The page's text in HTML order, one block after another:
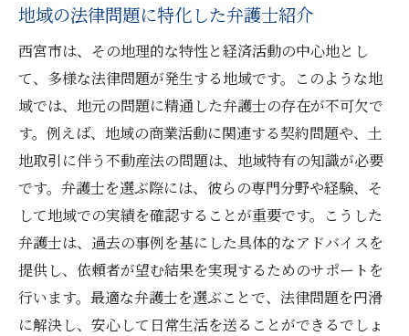
地域の法律問題に特化した弁護士紹介
西宮市は、その地理的な特性と経済活動の中心地とし
て、多様な法律問題が発生する地域です。このような地
域では、地元の問題に精通した弁護士の存在が不可欠で
す。例えば、地域の商業活動に関連する契約問題や、土
地取引に伴う不動産法の問題は、地域特有の知識が必要
です。弁護士を選ぶ際には、彼らの専門分野や経験、そ
して地域での実績を確認することが重要です。こうした
弁護士は、過去の事例を基にした具体的なアドバイスを
提供し、依頼者が望む結果を実現するためのサポートを
行います。最適な弁護士を選ぶことで、法律問題を円滑
に解決し、安心して日常生活を送ることができるでしょ